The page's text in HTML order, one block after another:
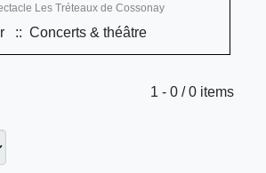
Les Tréteaux de Cossonay
:: Concerts & théâtre
Limite de la pagination
1 - 0 / 0 items